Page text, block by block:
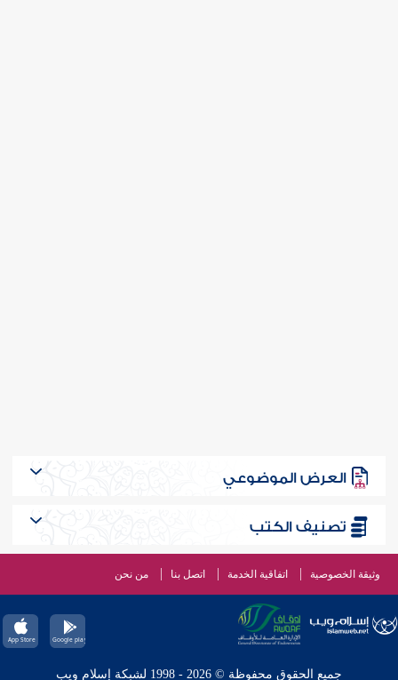
العرض الموضوعي
تصنيف الكتب
وثيقة الخصوصية اتفاقية الخدمة اتصل بنا من نحن
جميع الحقوق محفوظة © 2026 - 1998 لشبكة إسلام ويب